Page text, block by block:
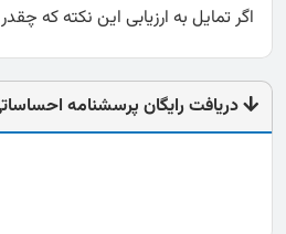
اگر تمایل به ارزیابی این نکته که چقدر
دریافت رایگان پرسشنامه